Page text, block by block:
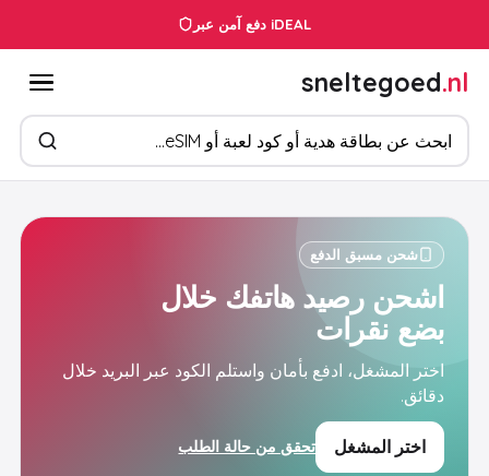
دفع آمن عبر iDEAL
sneltegoed.nl
ابحث عن المنتجات
شحن مسبق الدفع
اشحن رصيد هاتفك خلال
بضع نقرات
اختر المشغل، ادفع بأمان واستلم الكود عبر البريد خلال
دقائق.
اختر المشغل تحقق من حالة الطلب